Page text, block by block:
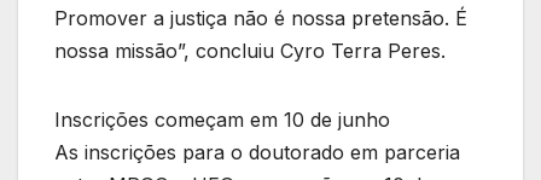
Promover a justiça não é nossa pretensão. É
nossa missão”, concluiu Cyro Terra Peres.
Inscrições começam em 10 de junho
As inscrições para o doutorado em parceria